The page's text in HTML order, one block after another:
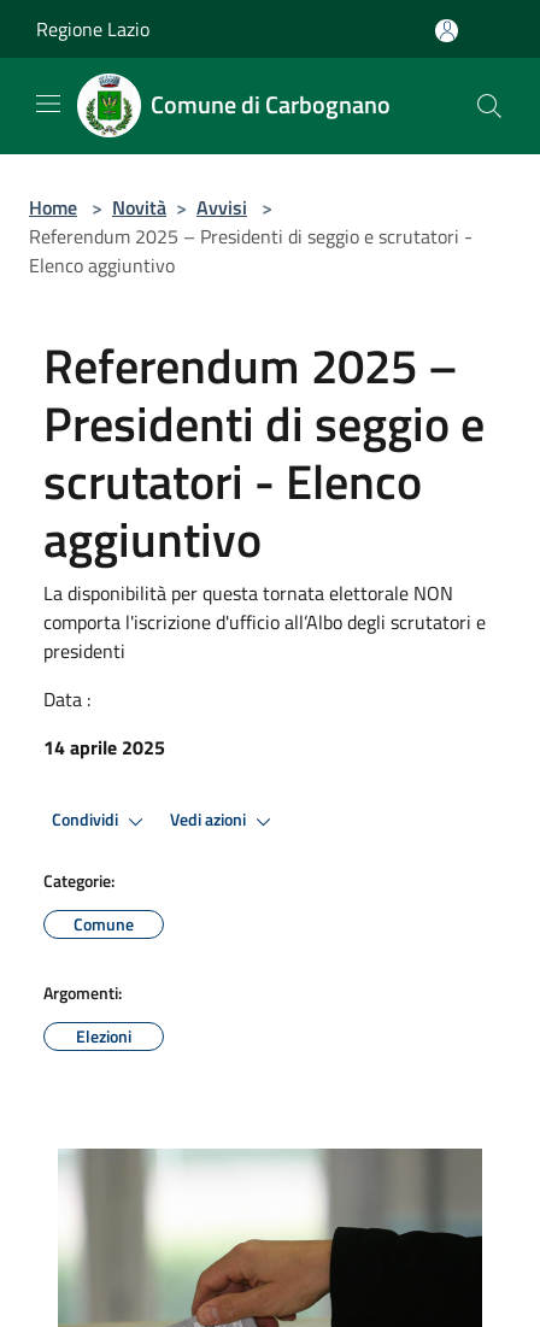
Regione Lazio
Comune di Carbognano
Home > Novità > Avvisi >
Referendum 2025 – Presidenti di seggio e scrutatori -
Elenco aggiuntivo
Referendum 2025 –
Presidenti di seggio e
scrutatori - Elenco
aggiuntivo
La disponibilità per questa tornata elettorale NON
comporta l'iscrizione d'ufficio all’Albo degli scrutatori e
presidenti
Data :
14 aprile 2025
Condividi Vedi azioni
Categorie:
Comune
Argomenti:
Elezioni